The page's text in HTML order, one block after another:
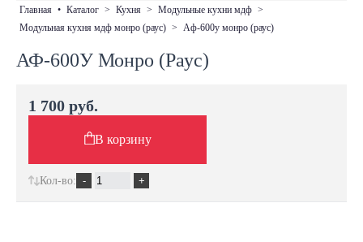
главная • каталог > кухня > модульные кухни мдф >
модульная кухня мдф монро (раус) > аф-600у монро (раус)
АФ-600У Монро (Раус)
1 700 руб.
В корзину
Кол-во: